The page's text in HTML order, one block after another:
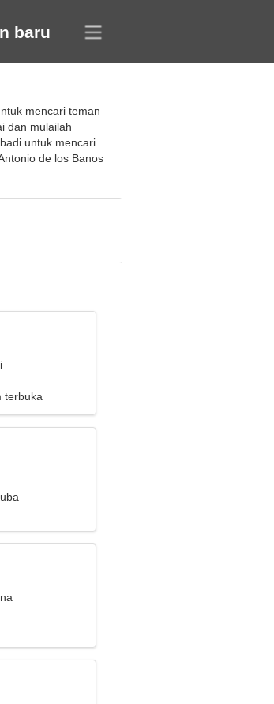
baru
mencari teman
dan mulailah
untuk mencari
de los Banos
terbuka